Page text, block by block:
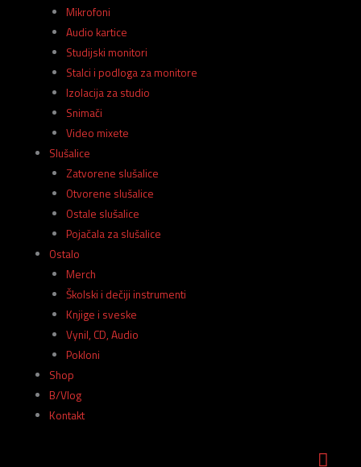
Mikrofoni
Audio kartice
Studijski monitori
Stalci i podloga za monitore
Izolacija za studio
Snimači
Video mixete
Slušalice
Zatvorene slušalice
Otvorene slušalice
Ostale slušalice
Pojačala za slušalice
Ostalo
Merch
Školski i dečiji instrumenti
Knjige i sveske
Vynil, CD, Audio
Pokloni
Shop
B/Vlog
Kontakt